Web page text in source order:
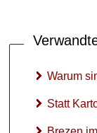
Warum
Statt
Laborwerte